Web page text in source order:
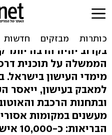
המדינה נגד
דרסטיות
בקרוב יהיה הרבה
הממשלה על תוכנית
מימדי העישון בישראל.
למאבק בעישון, ייאסר
ובתחנות הרכבת
מעשנים במקומות
הבריאות: כ-10,000 איש מתים כל שנה מעישון